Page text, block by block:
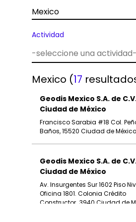
Mexico
Actividad
Mexico (17
Geodis Mexico S.A. de
Ciudad de México
Francisco Sarabia #18 Col.
Baños, 15520 Ciudad de México
Geodis Mexico S.A. de
Ciudad de México
Av. Insurgentes Sur 1602 Piso
Oficina 1801. Colonia Crédito
Constructor,, 3940 Ciudad de